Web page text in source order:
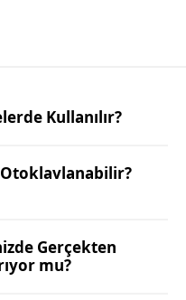
Kullanılır?
Gerçekten
mu?